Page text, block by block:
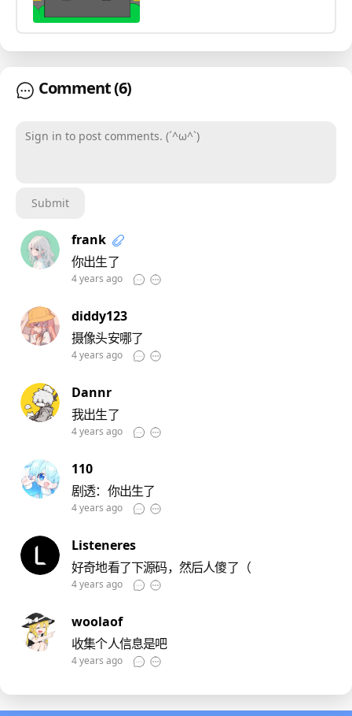
Comment(6)
Submit
frank
你出生了
4 years ago
diddy123
摄像头安哪了
4 years ago
Dannr
我出生了
4 years ago
110
剧透：你出生了
4 years ago
Listeneres
好奇地看了下源码，然后人傻了（
4 years ago
woolaof
收集个人信息是吧
4 years ago